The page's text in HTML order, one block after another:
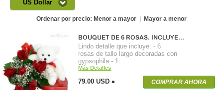
US Dollar
Ordenar por precio: Menor a mayor Mayor a menor
BOUQUET DE 6 ROSAS. INCLUYE…
Lindo detalle que incluye: - 6
rosas de tallo largo decoradas con
gypsophila - 1…
Más Detalles
79.00 USD COMPRAR AHORA